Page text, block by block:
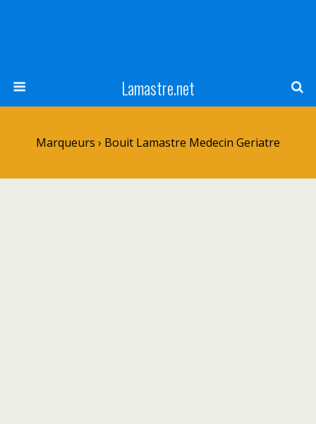
Lamastre.net
Marqueurs › Bouit Lamastre Medecin Geriatre